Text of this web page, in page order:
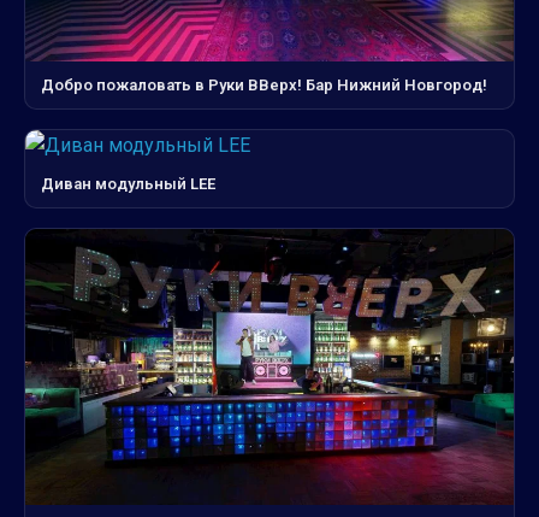
Добро пожаловать в Руки ВВерх! Бар Нижний Новгород!
Диван модульный LEE